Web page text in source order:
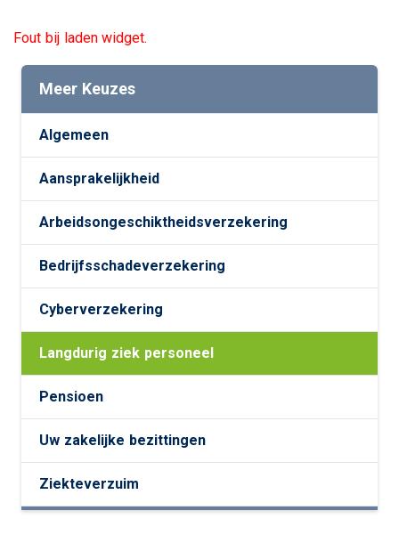
Fout bij laden widget.
Meer Keuzes
Algemeen
Aansprakelijkheid
Arbeidsongeschiktheidsverzekering
Bedrijfsschadeverzekering
Cyberverzekering
Langdurig ziek personeel
Pensioen
Uw zakelijke bezittingen
Ziekteverzuim